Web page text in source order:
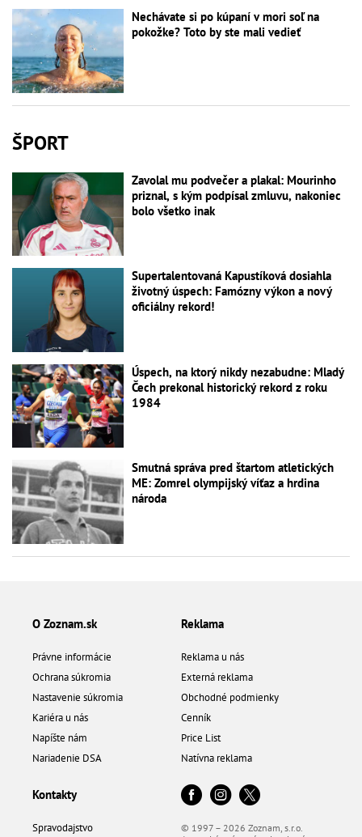
Nechávate si po kúpaní v mori soľ na
pokožke? Toto by ste mali vedieť
ŠPORT
Zavolal mu podvečer a plakal: Mourinho
priznal, s kým podpísal zmluvu, nakoniec
bolo všetko inak
Supertalentovaná Kapustíková dosiahla
životný úspech: Famózny výkon a nový
oficiálny rekord!
Úspech, na ktorý nikdy nezabudne: Mladý
Čech prekonal historický rekord z roku
1984
Smutná správa pred štartom atletických
ME: Zomrel olympijský víťaz a hrdina
národa
O Zoznam.sk
Právne informácie
Ochrana súkromia
Nastavenie súkromia
Kariéra u nás
Napíšte nám
Nariadenie DSA
Reklama
Reklama u nás
Externá reklama
Obchodné podmienky
Cenník
Price List
Natívna reklama
Kontakty
Spravodajstvo © 1997 – 2026 Zoznam, s.r.o.